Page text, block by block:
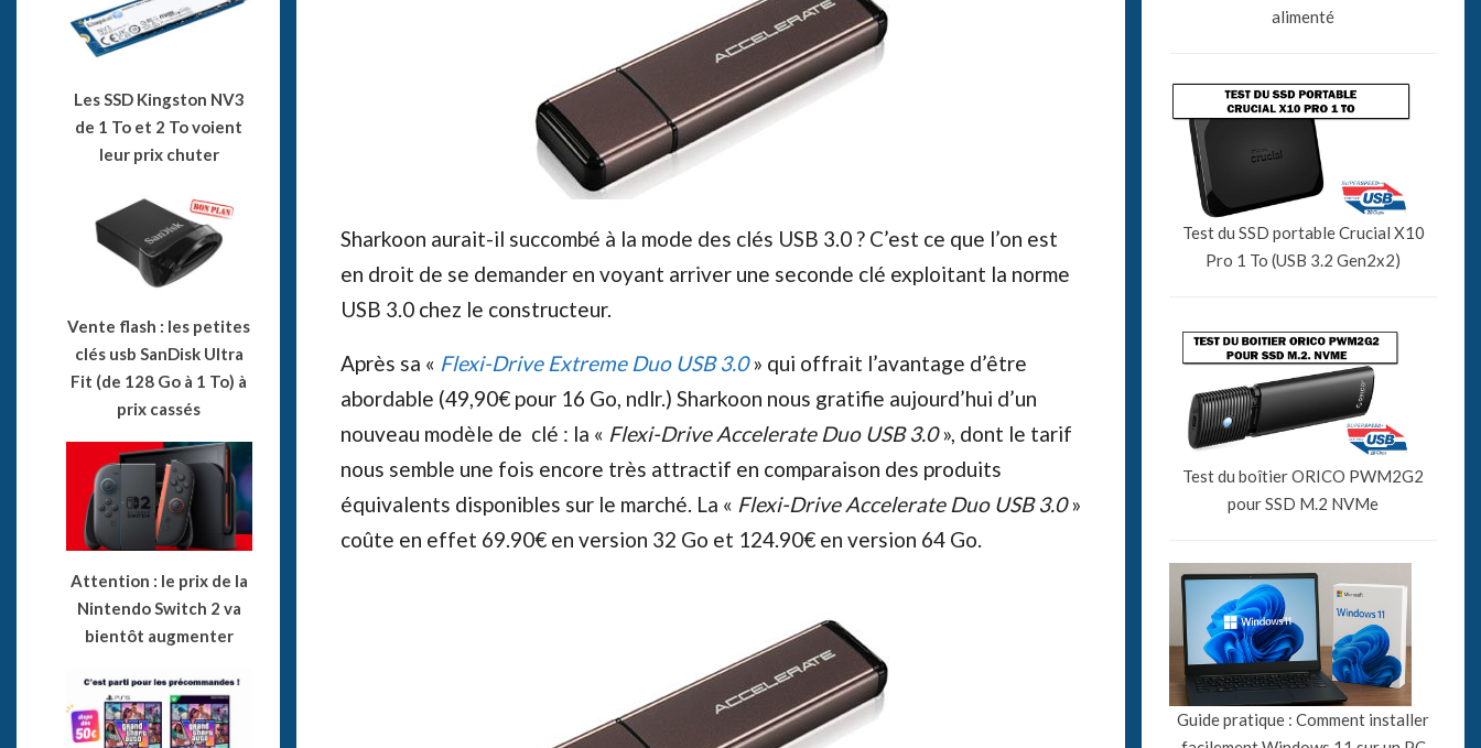
Sharkoon aurait-il succombé à la mode des clés USB 3.0 ? C’est ce que l’on est
en droit de se demander en voyant arriver une seconde clé exploitant la norme
USB 3.0 chez le constructeur.
Après sa « Flexi-Drive Extreme Duo USB 3.0 » qui offrait l’avantage d’être
abordable (49,90€ pour 16 Go, ndlr.) Sharkoon nous gratifie aujourd’hui d’un
nouveau modèle de clé : la « Flexi-Drive Accelerate Duo USB 3.0», dont le tarif
nous semble une fois encore très attractif en comparaison des produits
équivalents disponibles sur le marché. La « Flexi-Drive Accelerate Duo USB 3.0»
coûte en effet 69.90€ en version 32 Go et 124.90€ en version 64 Go.
alimenté
Test du SSD portable Crucial X10
Pro 1 To (USB 3.2 Gen2x2)
Test du boîtier ORICO PWM2G2
pour SSD M.2 NVMe
Guide pratique : Comment installer
Les SSD Kingston NV3
de 1 To et 2 To voient
leur prix chuter
Vente flash : les petites
clés usb SanDisk Ultra
Fit (de 128 Go à 1 To) à
prix cassés
Attention : le prix de la
Nintendo Switch 2 va
bientôt augmenter